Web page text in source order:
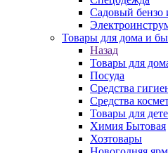
Садовый бензо
Товары для дома и
Назад
Товары для
Посуда
Средства
Средства
Товары для
Химия Бытовая
Хозтовары